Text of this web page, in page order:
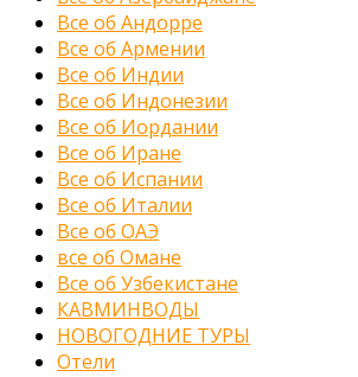
Все об Андорре
Все об Армении
Все об Индии
Все об Индонезии
Все об Иордании
Все об Иране
Все об Испании
Все об Италии
Все об ОАЭ
все об Омане
Все об Узбекистане
КАВМИНВОДЫ
НОВОГОДНИЕ ТУРЫ
Отели